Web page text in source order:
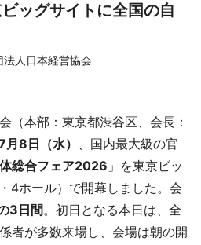
ッグサイトに全国の自
法人日本経営協会
（本部：東京都渋谷区、会長：
8日（水） 、国内最大級の官
総合フェア2026 」を東京ビッ
4ホール）で開幕しました。会
3日間。初日となる本日は、全
者が多数来場し、会場は朝の開